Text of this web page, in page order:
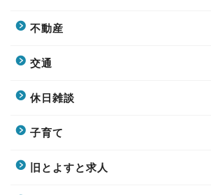
不動産
交通
休日雑談
子育て
旧とよすと求人